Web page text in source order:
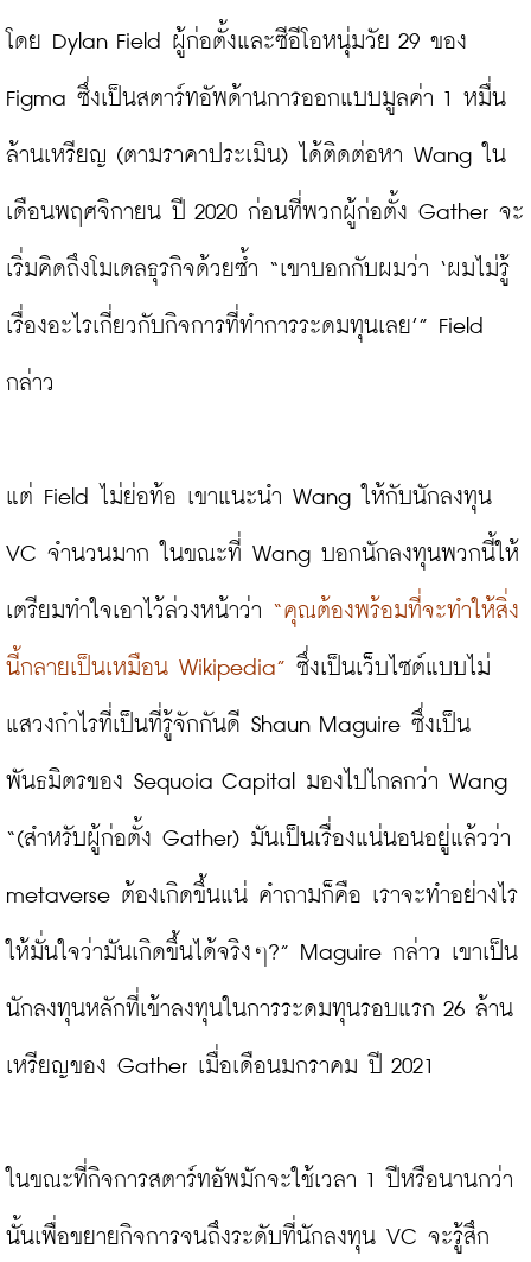
โดย Dylan Field ผู้ก่อตั้งและซีอีโอหนุ่มวัย 29 ของ
Figma ซึ่งเป็นสตาร์ทอัพด้านการออกแบบมูลค่า 1 หมื่น
ล้านเหรียญ (ตามราคาประเมิน) ได้ติดต่อหา Wang ใน
เดือนพฤศจิกายน ปี 2020 ก่อนที่พวกผู้ก่อตั้ง Gather จะ
เริ่มคิดถึงโมเดลธุรกิจด้วยซ้ำ “เขาบอกกับผมว่า ‘ผมไม่รู้
เรื่องอะไรเกี่ยวกับกิจการที่ทำการระดมทุนเลย’” Field
กล่าว
แต่ Field ไม่ย่อท้อ เขาแนะนำ Wang ให้กับนักลงทุน
VC จำนวนมาก ในขณะที่ Wang บอกนักลงทุนพวกนี้ให้
เตรียมทำใจเอาไว้ล่วงหน้าว่า “คุณต้องพร้อมที่จะทำให้สิ่ง
นี้กลายเป็นเหมือน Wikipedia” ซึ่งเป็นเว็บไซต์แบบไม่
แสวงกำไรที่เป็นที่รู้จักกันดี Shaun Maguire ซึ่งเป็น
พันธมิตรของ Sequoia Capital มองไปไกลกว่า Wang
“(สำหรับผู้ก่อตั้ง Gather) มันเป็นเรื่องแน่นอนอยู่แล้วว่า
metaverse ต้องเกิดขึ้นแน่ คำถามก็คือ เราจะทำอย่างไร
ให้มั่นใจว่ามันเกิดขึ้นได้จริงๆ?” Maguire กล่าว เขาเป็น
นักลงทุนหลักที่เข้าลงทุนในการระดมทุนรอบแรก 26 ล้าน
เหรียญของ Gather เมื่อเดือนมกราคม ปี 2021
ในขณะที่กิจการสตาร์ทอัพมักจะใช้เวลา 1 ปีหรือนานกว่า
นั้นเพื่อขยายกิจการจนถึงระดับที่นักลงทุน VC จะรู้สึก